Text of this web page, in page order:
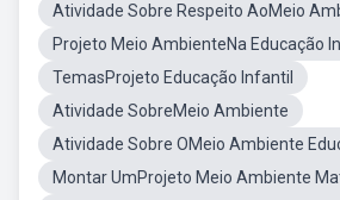
Atividade Sobre Respeito AoMeio
Projeto Meio AmbienteNa Educação
TemasProjeto Educação Infantil
Atividade SobreMeio Ambiente
Atividade Sobre OMeio Ambiente
Montar UmProjeto Meio Ambiente